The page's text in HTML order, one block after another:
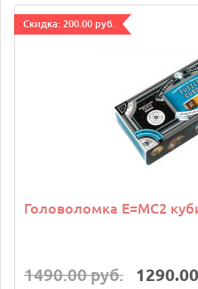
Cкидка: 200.00 руб.
Головоломка E=MC2
1490.00 руб.